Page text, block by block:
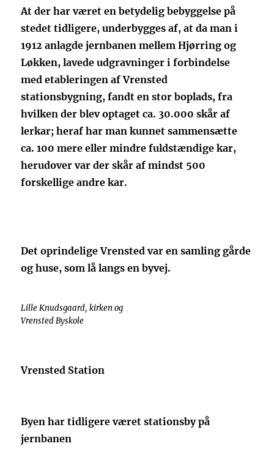
At der har været en betydelig bebyggelse på
stedet tidligere, underbygges af, at da man i
1912 anlagde jernbanen mellem Hjørring og
Løkken, lavede udgravninger i forbindelse
med etableringen af Vrensted
stationsbygning, fandt en stor boplads, fra
hvilken der blev optaget ca. 30.000 skår af
lerkar; heraf har man kunnet sammensætte
ca. 100 mere eller mindre fuldstændige kar,
herudover var der skår af mindst 500
forskellige andre kar.
Det oprindelige Vrensted var en samling gårde
og huse, som lå langs en byvej.
Lille Knudsgaard, kirken og
Vrensted Byskole
Vrensted Station
Byen har tidligere været stationsby på
jernbanen